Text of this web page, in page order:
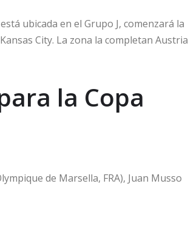
ubicada en el Grupo J, comenzará la
City. La zona la completan Austria
la Copa
de Marsella, FRA), Juan Musso